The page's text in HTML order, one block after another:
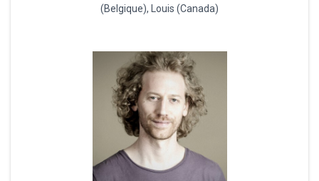
(Belgique), Louis (Canada)